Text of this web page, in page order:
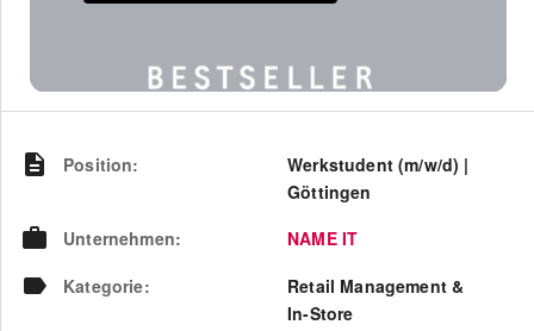
Position:
Werkstudent (m/w/d) |
Göttingen
Unternehmen:
NAME IT
Kategorie:
Retail Management &
In-Store